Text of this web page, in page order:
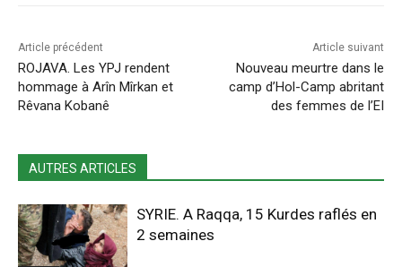
Article précédent
ROJAVA. Les YPJ rendent
hommage à Arîn Mîrkan et
Rêvana Kobanê
Article suivant
Nouveau meurtre dans le
camp d’Hol-Camp abritant
des femmes de l’EI
AUTRES ARTICLES
SYRIE. A Raqqa, 15 Kurdes raflés en
2 semaines